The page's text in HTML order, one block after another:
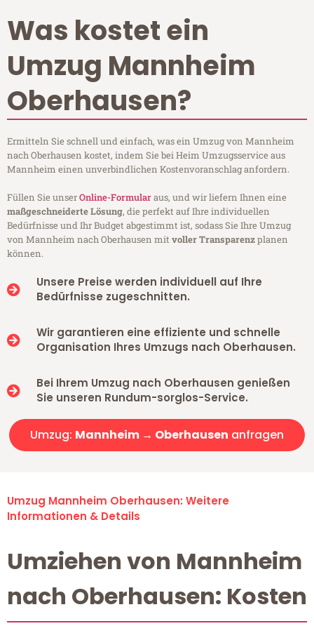
Was kostet ein
Umzug Mannheim
Oberhausen?
Ermitteln Sie schnell und einfach, was ein Umzug von Mannheim
nach Oberhausen kostet, indem Sie bei Heim Umzugsservice aus
Mannheim einen unverbindlichen Kostenvoranschlag anfordern.
Füllen Sie unserOnline-Formularaus, und wir liefern Ihnen eine
maßgeschneiderte Lösung, die perfekt auf Ihre individuellen
Bedürfnisse und Ihr Budget abgestimmt ist, sodass Sie Ihre Umzug
von Mannheim nach Oberhausen mitvoller Transparenzplanen
können.
Unsere Preise werden individuell auf Ihre
Bedürfnisse zugeschnitten.
Wir garantieren eine effiziente und schnelle
Organisation Ihres Umzugs nach Oberhausen.
Bei Ihrem Umzug nach Oberhausen genießen
Sie unseren Rundum-sorglos-Service.
Umzug: Mannheim → Oberhausen anfragen
Umzug Mannheim Oberhausen: Weitere
Informationen & Details
Umziehen von Mannheim
nach Oberhausen: Kosten